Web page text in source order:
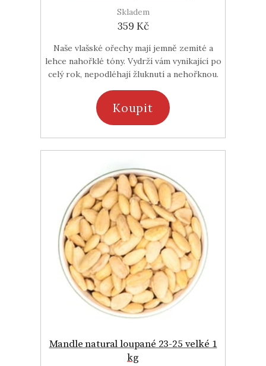
Skladem
359 Kč
Naše vlašské ořechy mají jemně zemité a
lehce nahořklé tóny. Vydrží vám vynikající po
celý rok, nepodléhají žluknutí a nehořknou.
Koupit
Mandle natural loupané 23-25 velké 1
kg